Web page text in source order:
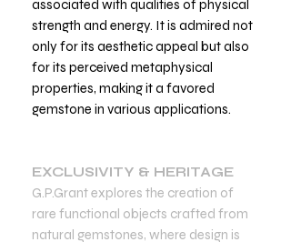
associated with qualities of physical
strength and energy. It is admired not
only for its aesthetic appeal but also
for its perceived metaphysical
properties, making it a favored
gemstone in various applications.
EXCLUSIVITY & HERITAGE
G.P.Grant explores the creation of
rare functional objects crafted from
natural gemstones, where design is